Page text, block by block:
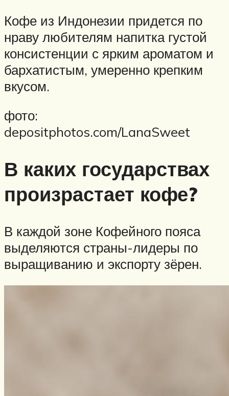
Кофе из Индонезии придется по
нраву любителям напитка густой
консистенции с ярким ароматом и
бархатистым, умеренно крепким
вкусом.
фото:
depositphotos.com/LanaSweet
В каких государствах
произрастает кофе?
В каждой зоне Кофейного пояса
выделяются страны-лидеры по
выращиванию и экспорту зёрен.